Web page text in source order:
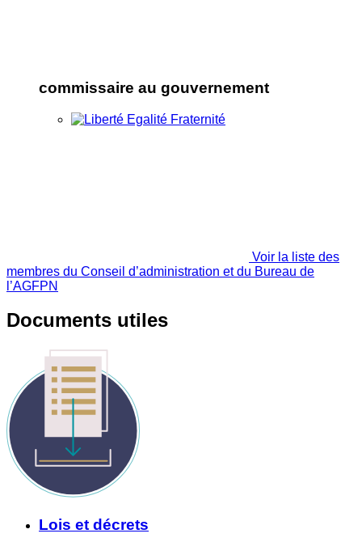
commissaire au gouvernement
Voir la liste des
membres du Conseil d’administration et du Bureau de
l’AGFPN
Documents utiles
Lois et décrets